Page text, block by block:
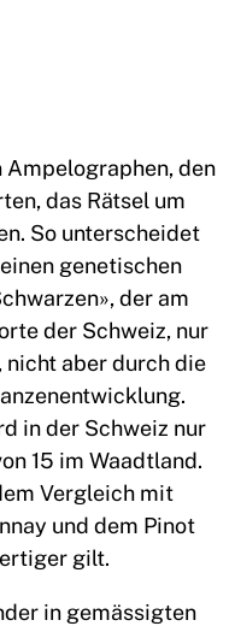
Ampelographen, den
das Rätsel um
So unterscheidet
genetischen
der am
der Schweiz, nur
nicht aber durch die
in der Schweiz nur
15 im Waadtland.
Vergleich mit
und dem Pinot
gilt.
in gemässigten